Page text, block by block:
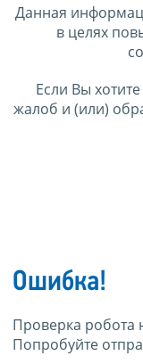
Данная
в целях
Если Вы
жалоб и (или)
Ошибка!
Проверка робота
Попробуйте